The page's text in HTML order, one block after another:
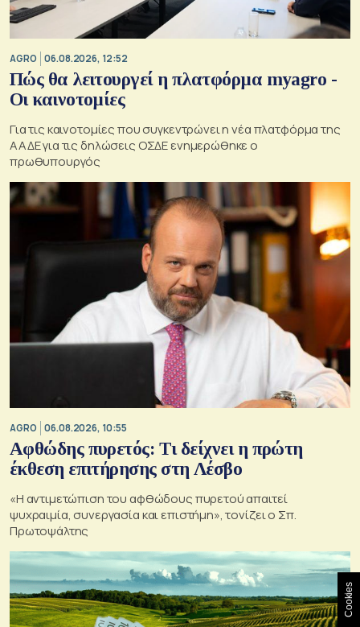
AGRO 06.08.2026, 12:52
Πώς θα λειτουργεί η πλατφόρμα myagro -
Οι καινοτομίες
Για τις καινοτομίες που συγκεντρώνει η νέα πλατφόρμα της
ΑΑΔΕ για τις δηλώσεις ΟΣΔΕ ενημερώθηκε ο
πρωθυπουργός
AGRO 06.08.2026, 10:55
Αφθώδης πυρετός: Τι δείχνει η πρώτη
έκθεση επιτήρησης στη Λέσβο
«Η αντιμετώπιση του αφθώδους πυρετού απαιτεί
ψυχραιμία, συνεργασία και επιστήμη», τονίζει ο Σπ.
Πρωτοψάλτης
Cookies